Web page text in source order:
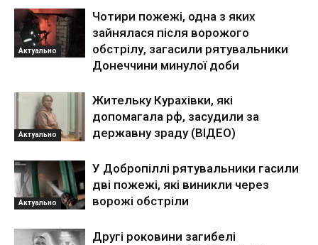
Актуально
Чотири пожежі, одна з яких
зайнялася після ворожого
обстрілу, загасили рятувальники
Донеччини минулої доби
Актуально
Жительку Курахівки, які
допомагала рф, засудили за
державну зраду (ВІДЕО)
Актуально
У Добропіллі рятувальники гасили
дві пожежі, які виникли через
ворожі обстріли
Другі роковини загибелі